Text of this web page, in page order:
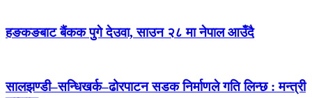
हङकङबाट बैंकक पुगे देउवा, साउन २८ मा नेपाल आउँदै
सालझण्डी–सन्धिखर्क–ढोरपाटन सडक निर्माणले गति लिन्छ : मन्त्री